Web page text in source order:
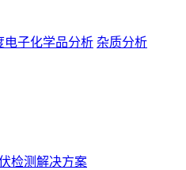
电子化学品分析 杂质分析
检测解决方案